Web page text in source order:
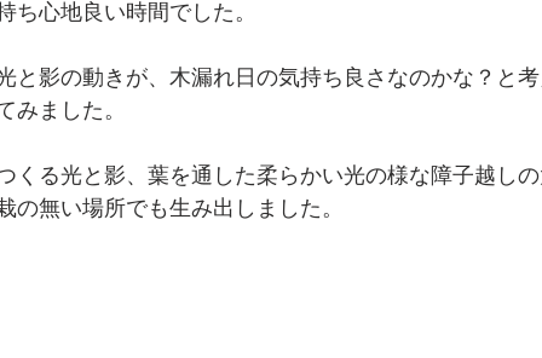
ションの計画 戸建てリノベーションの計画 一戸建て
いと建築 メディア掲載 建築の設計プロセス
ち心地良い時間でした。
と影の動きが、木漏れ日の気持ち良さなのかな？と
みました。
くる光と影、葉を通した柔らかい光の様な障子越し
の無い場所でも生み出しました。